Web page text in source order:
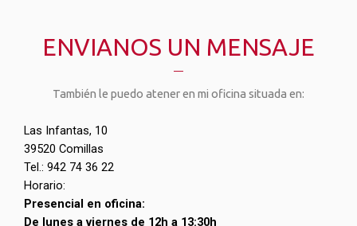
ENVIANOS UN MENSAJE
También le puedo atener en mi oficina situada en:
Las Infantas, 10
39520 Comillas
Tel.: 942 74 36 22
Horario:
Presencial en oficina:
De lunes a viernes de 12h a 13:30h